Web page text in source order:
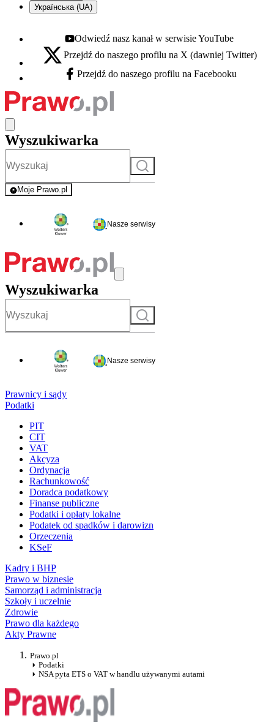
Українська (UA)
Youtube - otwiera się w nowej karcie
Odwiedź nasz kanał w serwisie YouTube
X - otwiera się w nowej karcie
Przejdź do naszego profilu na X (dawniej Twitter)
Facebook - otwiera się w nowej karcie
Przejdź do naszego profilu na Facebooku
Wyszukiwarka
Szukaj
Moje Prawo.pl
- rejestracja i logowanie do serwisu
Nasze serwisy
Wyszukiwarka
Szukaj
Nasze serwisy
Prawnicy i sądy
Podatki
PIT
CIT
VAT
Akcyza
Ordynacja
Rachunkowość
Doradca podatkowy
Finanse publiczne
Podatki i opłaty lokalne
Podatek od spadków i darowizn
Orzeczenia
KSeF
Kadry i BHP
Prawo w biznesie
Samorząd i administracja
Szkoły i uczelnie
Zdrowie
Prawo dla każdego
Akty Prawne
Prawo.pl
Podatki
NSA pyta ETS o VAT w handlu używanymi autami